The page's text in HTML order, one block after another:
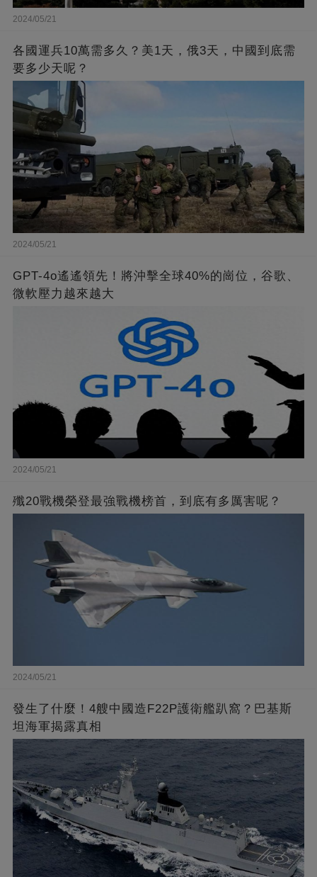
2024/05/21
各國運兵10萬需多久？美1天，俄3天，中國到底需
要多少天呢？
2024/05/21
GPT-4o遙遙領先！將沖擊全球40%的崗位，谷歌、
微軟壓力越來越大
2024/05/21
殲20戰機榮登最強戰機榜首，到底有多厲害呢？
2024/05/21
發生了什麼！4艘中國造F22P護衛艦趴窩？巴基斯
坦海軍揭露真相